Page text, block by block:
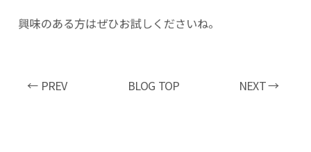
興味のある方はぜひお試しくださいね。
← PREV BLOG TOP NEXT →